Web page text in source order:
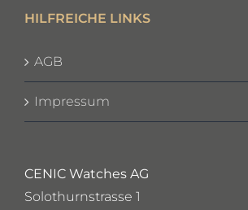
HILFREICHE LINKS
AGB
Impressum
CENIC Watches AG
Solothurnstrasse 1